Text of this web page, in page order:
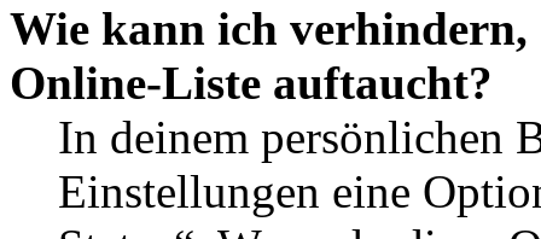
Wie kann ich verhindern,
Online-Liste auftaucht?
In deinem persönlichen
Einstellungen eine